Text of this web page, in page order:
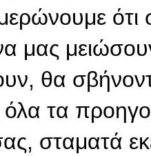
μας
θα
όλα τα
σταματά